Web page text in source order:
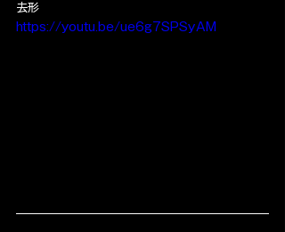
去形
https://youtu.be/ue6g7SPSyAM